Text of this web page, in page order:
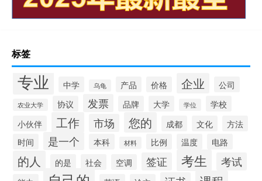
标签
专业 中学 乌龟 产品 价格 企业 公司
农业大学 协议 发票 品牌 大学 学位
学校
小伙伴
工作 市场 您的 成都 文化
方法
时间
是一个 本科 材料 比例 温度 电路
的人 的是 社会 空调 签证 考生 考试